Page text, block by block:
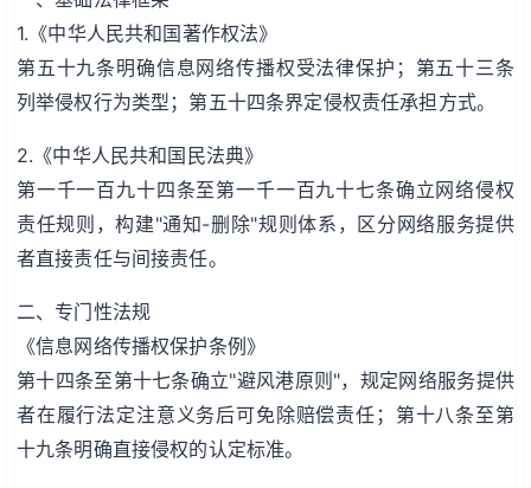
1.《中华人民共和国著作权法》
第五十九条明确信息网络传播权受法律保护；第五十三条
列举侵权行为类型；第五十四条界定侵权责任承担方式。
2.《中华人民共和国民法典》
第一千一百九十四条至第一千一百九十七条确立网络侵权
责任规则，构建"通知-删除"规则体系，区分网络服务提供
者直接责任与间接责任。
二、专门性法规
《信息网络传播权保护条例》
第十四条至第十七条确立"避风港原则"，规定网络服务提供
者在履行法定注意义务后可免除赔偿责任；第十八条至第
十九条明确直接侵权的认定标准。